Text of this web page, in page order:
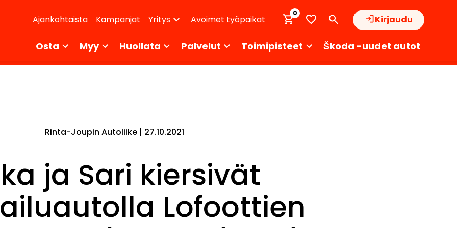
Ajankohtaista Kampanjat Yritys Avoimet työpaikat Kirjaudu
0
Osta Myy Huollata Palvelut Toimipisteet Škoda -uudet autot
Rinta-Joupin Autoliike | 27.10.2021
ja Sari kiersivät
Lofoottien